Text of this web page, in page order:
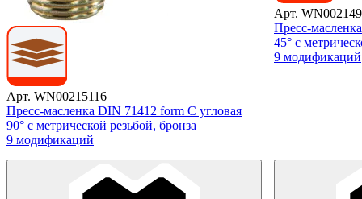
Арт. WN00215116
Пресс-масленка DIN 71412 form C угловая
90° с метрической резьбой, бронза
9 модификаций
Арт.
Пресс-
45° с
9 модификаций